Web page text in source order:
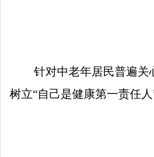
针对中老年居民普遍关心
树立“自己是健康第一责任